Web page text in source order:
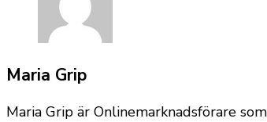
Maria Grip
Maria Grip är Onlinemarknadsförare